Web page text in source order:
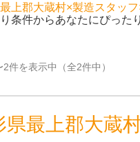
上郡大蔵村×製造スタッ
条件からあなたにぴった
2件を表示中 （全2件中）
県最上郡大蔵